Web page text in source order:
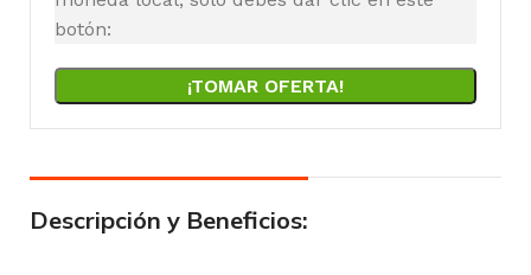
botón:
¡TOMAR OFERTA!
Descripción y Beneficios: